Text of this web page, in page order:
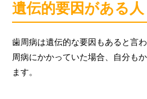
遺伝的要因がある人
歯周病は遺伝的な要因もあると言
周病にかかっていた場合、自分も
ます。